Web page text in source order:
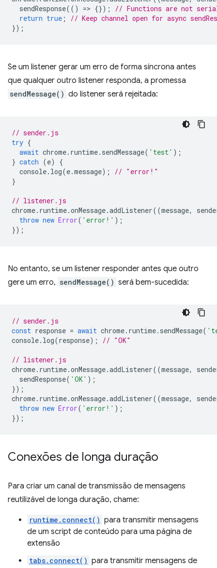
sendResponse(() => {});
// Functions are not
return true ;
// Keep channel open for async
});
Se um listener gerar um erro de forma síncrona antes
que qualquer outro listener responda, a promessa
sendMessage() do listener será rejeitada:
// sender.js
try {
await chrome. runtime. sendMessage( 'test' );
} catch (e)
{
console. log(e.message);
// "error!"
}
// listener.js
chrome. runtime.onMessage.addListener((message,
throw new Error( 'error!' );
});
No entanto, se um listener responder antes que outro
gere um erro, sendMessage() será bem-sucedida:
// sender.js
const response = await chrome. runtime. sendMessage(
console. log(response); // "OK"
// listener.js
chrome. runtime.onMessage.addListener((message,
sendResponse( 'OK' );
});
chrome. runtime.onMessage.addListener((message,
throw new Error( 'error!' );
});
Conexões de longa duração
Para criar um canal de transmissão de mensagens
reutilizável de longa duração, chame:
runtime.connect() para transmitir mensagens
de um script de conteúdo para uma página de
extensão
tabs.connect() para transmitir mensagens de